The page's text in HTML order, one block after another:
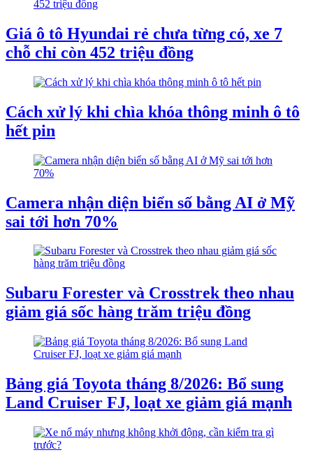
Giá ô tô Hyundai rẻ chưa từng có, xe 7
chỗ chỉ còn 452 triệu đồng
Cách xử lý khi chìa khóa thông minh ô tô
hết pin
Camera nhận diện biển số bằng AI ở Mỹ
sai tới hơn 70%
Subaru Forester và Crosstrek theo nhau
giảm giá sốc hàng trăm triệu đồng
Bảng giá Toyota tháng 8/2026: Bổ sung
Land Cruiser FJ, loạt xe giảm giá mạnh